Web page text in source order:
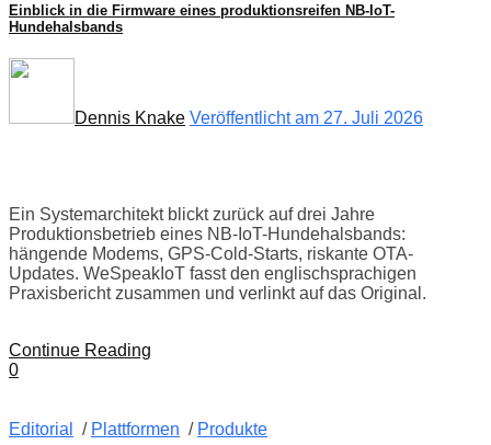
Einblick in die Firmware eines produktionsreifen NB-IoT-
Hundehalsbands
Dennis Knake Veröffentlicht am 27. Juli 2026
Ein Systemarchitekt blickt zurück auf drei Jahre
Produktionsbetrieb eines NB-IoT-Hundehalsbands:
hängende Modems, GPS-Cold-Starts, riskante OTA-
Updates. WeSpeakIoT fasst den englischsprachigen
Praxisbericht zusammen und verlinkt auf das Original.
Continue Reading
0
Editorial / Plattformen / Produkte